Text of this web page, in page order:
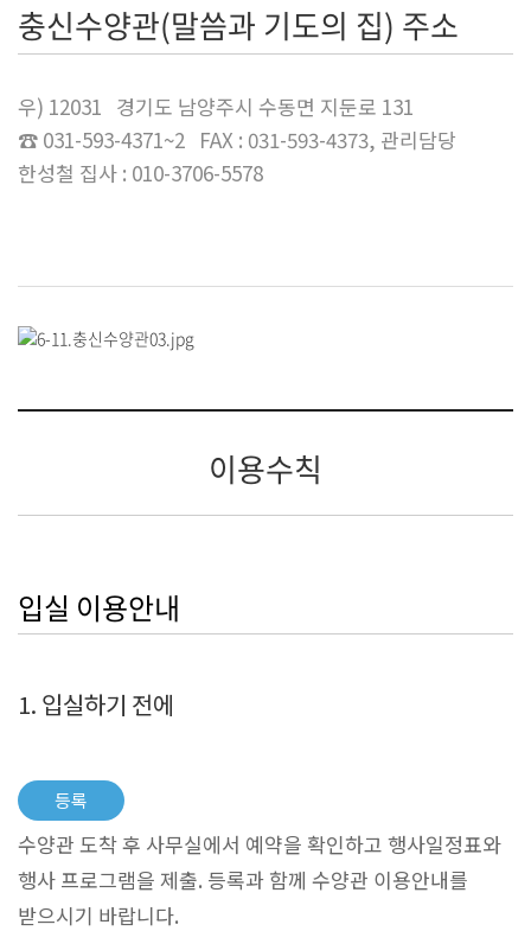
충신수양관(말씀과 기도의 집) 주소
우) 12031 경기도 남양주시 수동면 지둔로 131
☎ 031-593-4371~2 FAX : 031-593-4373, 관리담당
한성철 집사 : 010-3706-5578
이용수칙
입실 이용안내
1. 입실하기 전에
등록
수양관 도착 후 사무실에서 예약을 확인하고 행사일정표와
행사 프로그램을 제출. 등록과 함께 수양관 이용안내를
받으시기 바랍니다.